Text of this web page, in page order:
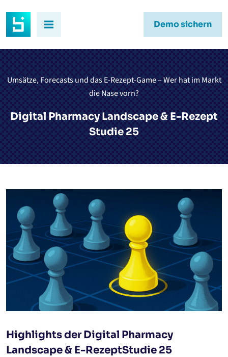
Demo sichern
Umsätze, Forecasts und das E-Rezept-Game – Wer hat im Markt
die Nase vorn?
Digital Pharmacy Landscape & E-Rezept
Studie 25
Highlights der Digital Pharmacy
Landscape & E-RezeptStudie 25